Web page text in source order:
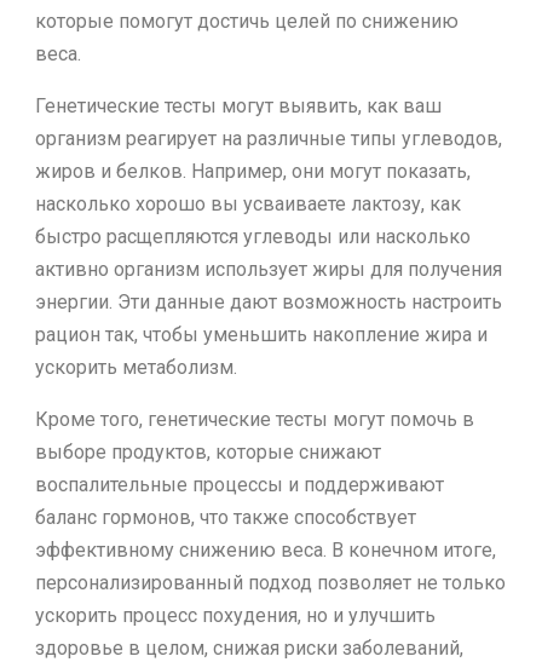
которые помогут достичь целей по снижению
веса.
Генетические тесты могут выявить, как ваш
организм реагирует на различные типы углеводов,
жиров и белков. Например, они могут показать,
насколько хорошо вы усваиваете лактозу, как
быстро расщепляются углеводы или насколько
активно организм использует жиры для получения
энергии. Эти данные дают возможность настроить
рацион так, чтобы уменьшить накопление жира и
ускорить метаболизм.
Кроме того, генетические тесты могут помочь в
выборе продуктов, которые снижают
воспалительные процессы и поддерживают
баланс гормонов, что также способствует
эффективному снижению веса. В конечном итоге,
персонализированный подход позволяет не только
ускорить процесс похудения, но и улучшить
здоровье в целом, снижая риски заболеваний,